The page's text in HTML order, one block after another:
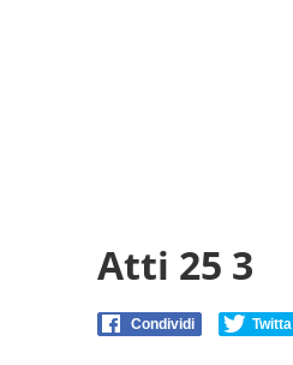
Atti 25 3
Condividi Twitta